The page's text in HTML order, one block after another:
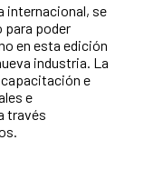
internacional, se
para poder
en esta edición
industria. La
capacitación e
e
través